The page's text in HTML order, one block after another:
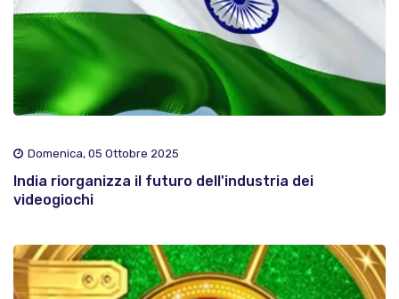
Domenica, 05 Ottobre 2025
India riorganizza il futuro dell'industria dei
videogiochi